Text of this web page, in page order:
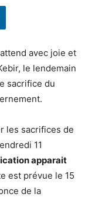
avec joie et
le lendemain
sacrifice du
les sacrifices de
11
apparait
est prévue le 15
de la